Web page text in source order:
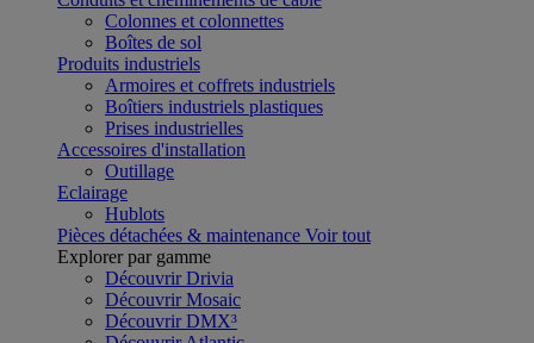
Colonnes et colonnettes
Boîtes de sol
Produits industriels
Armoires et coffrets industriels
Boîtiers industriels plastiques
Prises industrielles
Accessoires d'installation
Outillage
Eclairage
Hublots
Pièces détachées & maintenance Voir tout
Explorer par gamme
Découvrir Drivia
Découvrir Mosaic
Découvrir DMX³